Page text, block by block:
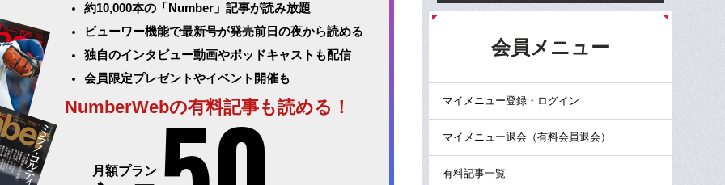
約10,000本の「Number」記事が読み放題
ビューワー機能で最新号が発売前日の夜から読める
独自のインタビュー動画やポッドキャストも配信
会員限定プレゼントやイベント開催も
NumberWebの有料記事も読める！
月額プラン
会員メニュー
マイメニュー登録・ログイン
マイメニュー退会（有料会員退会）
有料記事一覧